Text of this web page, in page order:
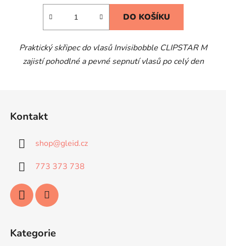
DO KOŠÍKU
Praktický skřipec do vlasů Invisibobble CLIPSTAR M
zajistí pohodlné a pevné sepnutí vlasů po celý den
Kontakt
shop@gleid.cz
773 373 738
Kategorie